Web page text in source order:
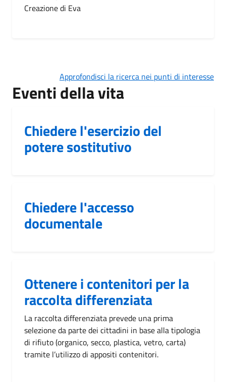
Creazione di Eva
Approfondisci la ricerca nei punti di interesse
Eventi della vita
Chiedere l'esercizio del
potere sostitutivo
Chiedere l'accesso
documentale
Ottenere i contenitori per la
raccolta differenziata
La raccolta differenziata prevede una prima
selezione da parte dei cittadini in base alla tipologia
di rifiuto (organico, secco, plastica, vetro, carta)
tramite l’utilizzo di appositi contenitori.